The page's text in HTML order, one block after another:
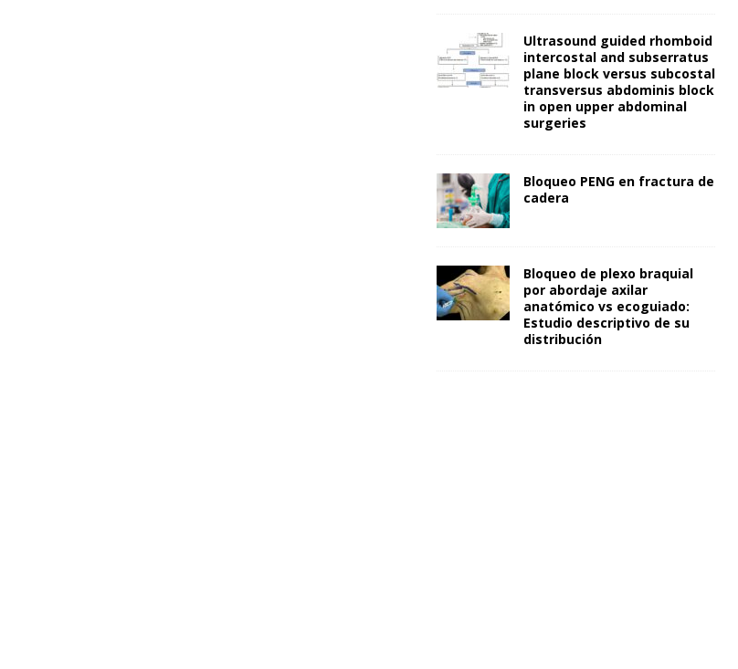
Ultrasound guided rhomboid
intercostal and subserratus
plane block versus subcostal
transversus abdominis block
in open upper abdominal
surgeries
Bloqueo PENG en fractura de
cadera
Bloqueo de plexo braquial
por abordaje axilar
anatómico vs ecoguiado:
Estudio descriptivo de su
distribución